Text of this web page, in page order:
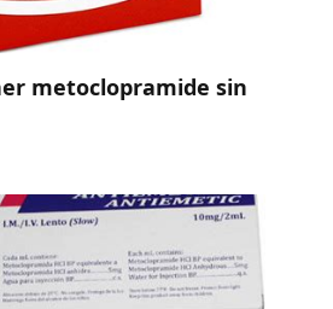
metoclopramide sin